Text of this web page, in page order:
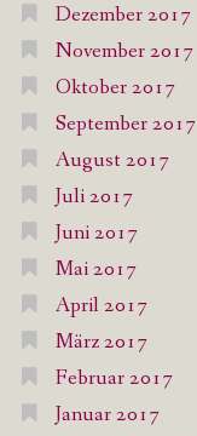
Dezember 2017
November 2017
Oktober 2017
September 2017
August 2017
Juli 2017
Juni 2017
Mai 2017
April 2017
März 2017
Februar 2017
Januar 2017